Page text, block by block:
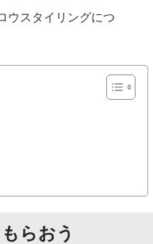
ウスタイリングにつ
らおう